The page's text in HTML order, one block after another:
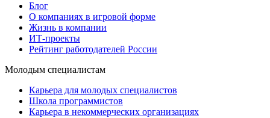
Блог
О компаниях в игровой форме
Жизнь в компании
ИТ-проекты
Рейтинг работодателей России
Молодым специалистам
Карьера для молодых специалистов
Школа программистов
Карьера в некоммерческих организациях